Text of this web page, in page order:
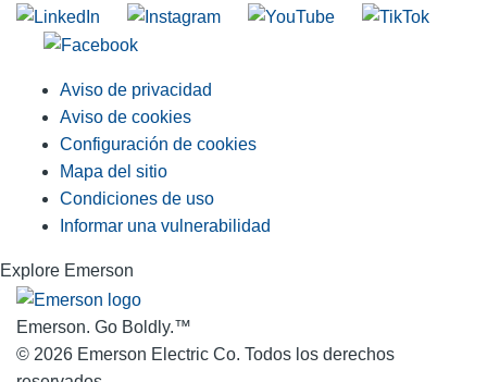
Aviso de privacidad
Aviso de cookies
Configuración de cookies
Mapa del sitio
Condiciones de uso
Informar una vulnerabilidad
Explore Emerson
Emerson. Go Boldly.™
© 2026 Emerson Electric Co. Todos los derechos